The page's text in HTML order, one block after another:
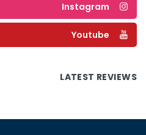
Instagram
Youtube
LATEST REVIEWS